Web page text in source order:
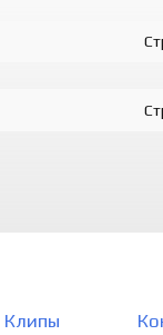
Клипы